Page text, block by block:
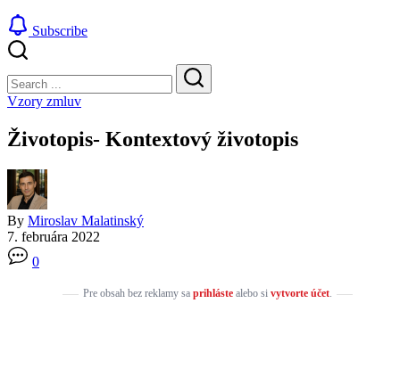
Subscribe
Search
Search
Vzory zmluv
Životopis- Kontextový životopis
By Miroslav Malatinský
7. februára 2022
0
Pre obsah bez reklamy sa prihlástealebo si vytvorte účet.